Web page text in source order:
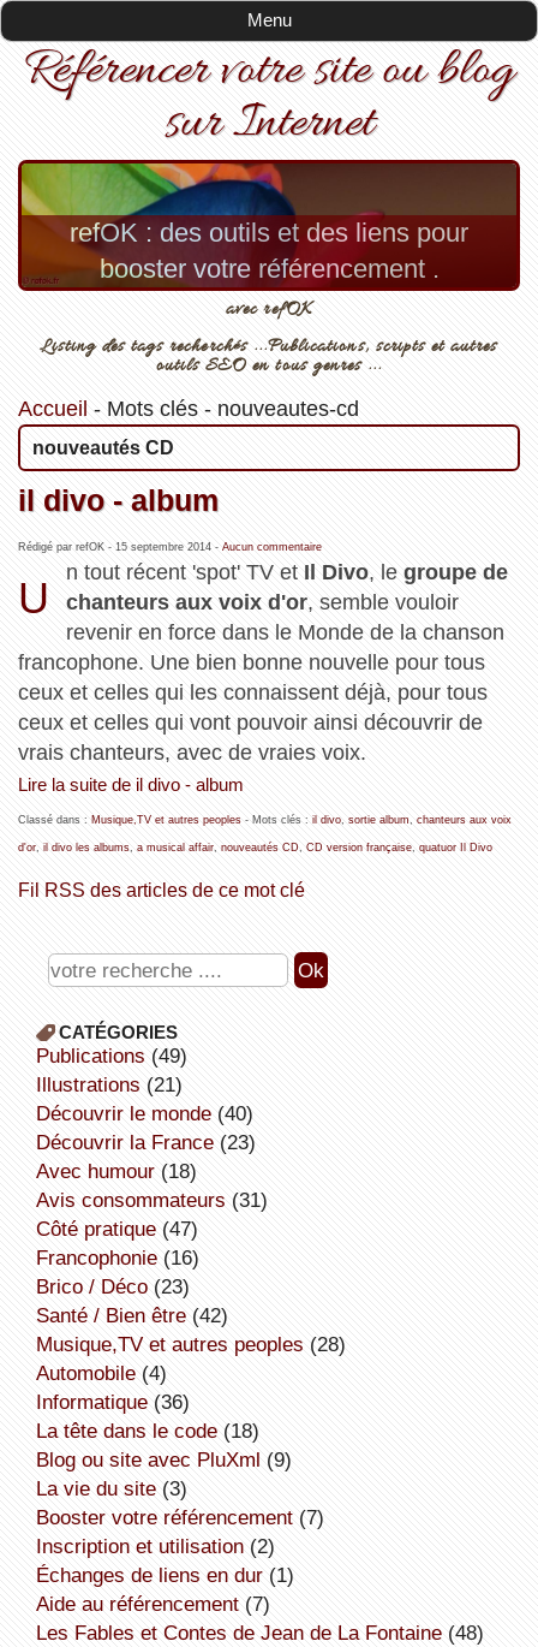
Menu
Référencer votre site ou blog
sur Internet
refOK : des outils et des liens pour
booster votre référencement .
avec refOK
Listing des tags recherchés ...Publications, scripts et autres
outils SEO en tous genres ...
Accueil - Mots clés- nouveautes-cd
nouveautés CD
il divo - album
Rédigé par refOK - 15 septembre 2014- Aucun commentaire
U
n tout récent 'spot' TV et Il Divo, legroupe de
chanteurs aux voix d'or, semble vouloir
revenir en force dans le Monde de la chanson
francophone. Une bien bonne nouvelle pour tous
ceux et celles qui les connaissent déjà, pour tous
ceux et celles qui vont pouvoir ainsi découvrir de
vrais chanteurs, avec de vraies voix.
Lire la suite de il divo - album
Classé dans : Musique,TV et autres peoples- Mots clés : il divo, sortie album chanteurs aux voix
d'or, il divo les albums, a musical affair, nouveautés CD, CD version française, quatuor Il Divo
Fil RSS des articles de ce mot clé
CATÉGORIES
publications (49)
illustrations (21)
découvrir le monde(40)
découvrir la France(23)
avec humour(18)
avis consommateurs (31)
côté pratique(47)
Francophonie(16)
Brico / Déco(23)
Santé / Bien être(42)
Musique,TV et autres peoples (28)
Automobile(4)
informatique(36)
la tête dans le code(18)
Blog ou site avec PluXml (9)
la vie du site(3)
booster votre référencement(7)
inscription et utilisation(2)
échanges de liens en dur(1)
aide au référencement(7)
Les Fables et Contes de Jean de La Fontaine(48)